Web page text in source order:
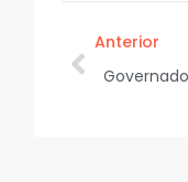
Anterior